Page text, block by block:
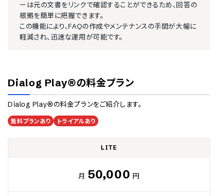
ーは元の文書をリンクで確認することができるため、回答の
根拠を簡単に把握できます。
この機能により、FAQの作成やメンテナンスの手間が大幅に
軽減され、迅速な運用が可能です。
Dialog Play®の料金プラン
Dialog Play®の料金プランをご紹介します。
無料プランあり トライアルあり
LITE
月 50,000 円